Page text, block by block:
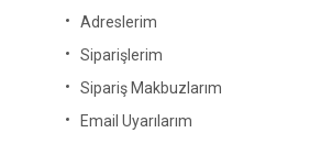
Adreslerim
Siparişlerim
Sipariş Makbuzlarım
Email Uyarılarım